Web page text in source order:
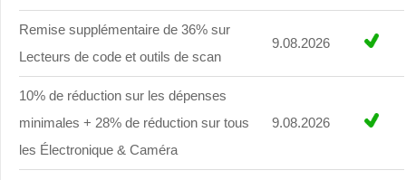
Remise supplémentaire de 36% sur
Lecteurs de code et outils de scan
9.08.2026
10% de réduction sur les dépenses
minimales + 28% de réduction sur tous
les Électronique & Caméra
9.08.2026